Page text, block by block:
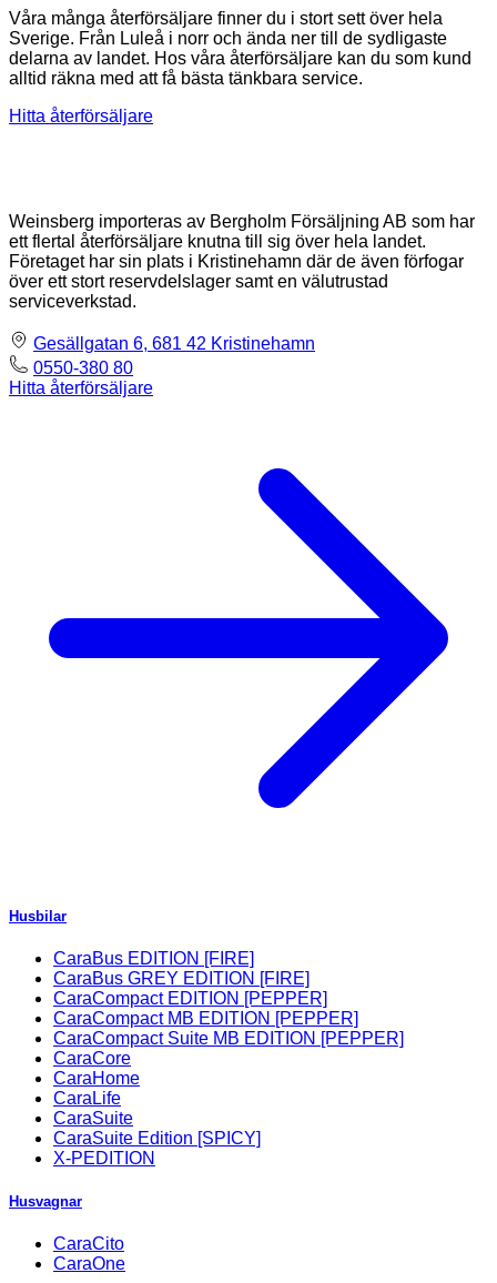
Våra många återförsäljare finner du i stort sett över hela
Sverige. Från Luleå i norr och ända ner till de sydligaste
delarna av landet. Hos våra återförsäljare kan du som kund
alltid räkna med att få bästa tänkbara service.
Hitta återförsäljare
Weinsberg importeras av Bergholm Försäljning AB som har
ett flertal återförsäljare knutna till sig över hela landet.
Företaget har sin plats i Kristinehamn där de även förfogar
över ett stort reservdelslager samt en välutrustad
serviceverkstad.
Gesällgatan 6, 681 42 Kristinehamn
0550-380 80
Hitta återförsäljare
Husbilar
CaraBus EDITION [FIRE]
CaraBus GREY EDITION [FIRE]
CaraCompact EDITION [PEPPER]
CaraCompact MB EDITION [PEPPER]
CaraCompact Suite MB EDITION [PEPPER]
CaraCore
CaraHome
CaraLife
CaraSuite
CaraSuite Edition [SPICY]
X-PEDITION
Husvagnar
CaraCito
CaraOne